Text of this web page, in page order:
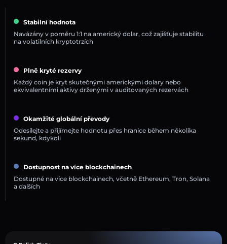
Stabilní hodnota
Navázány v poměru 1:1 na americký dolar, což zajišťuje stabilitu
na volatilních kryptotrzích
Plně kryté rezervy
Každý coin je kryt skutečnými americkými dolary nebo
ekvivalentními aktivy drženými v auditovaných rezervách
Okamžité globální převody
Odesílejte a přijímejte hodnotu přes hranice během několika
sekund, kdykoli
Dostupnost na více blockchainech
Dostupné na více blockchainech, včetně Ethereum, Tron, Solana
a dalších